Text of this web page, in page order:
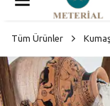
Tüm Ürünler